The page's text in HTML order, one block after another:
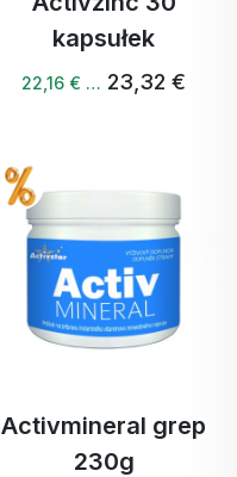
kapsułek
22,16 € … 23,32 €
Activmineral grep
230g